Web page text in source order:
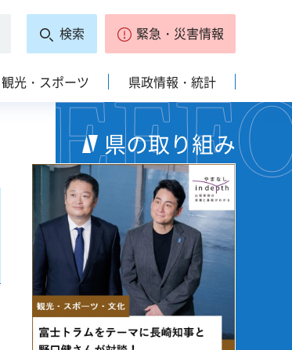
検索 緊急・災害情報
観光・スポーツ 県政情報・統計
県の取り組み